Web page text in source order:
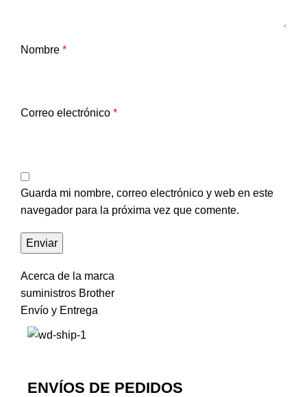
Nombre *
Correo electrónico *
Guarda mi nombre, correo electrónico y web en este
navegador para la próxima vez que comente.
Acerca de la marca
suministros Brother
Envío y Entrega
ENVÍOS DE PEDIDOS